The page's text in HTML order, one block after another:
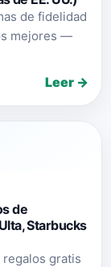
de fidelidad
mejores —
Leer →
de
Starbucks
regalos gratis